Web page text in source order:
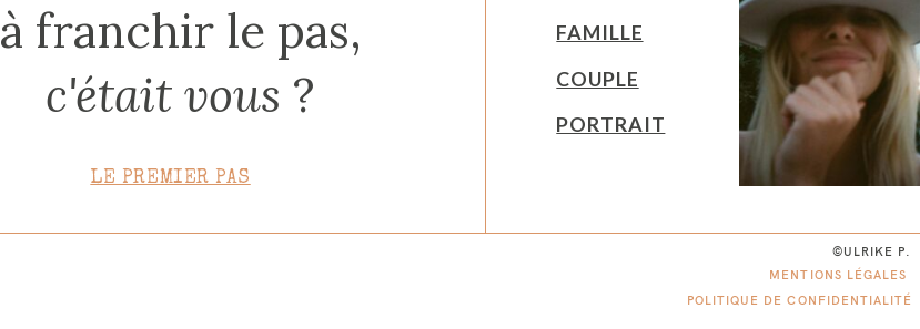
à franchir le pas,
c'était vous ?
FAMILLE
COUPLE
PORTRAIT
LE PREMIER PAS
©ULRIKE P.
MENTIONS LÉGALES
POLITIQUE DE CONFIDENTIALITÉ